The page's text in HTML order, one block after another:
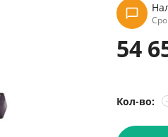
54
Кол-во: −